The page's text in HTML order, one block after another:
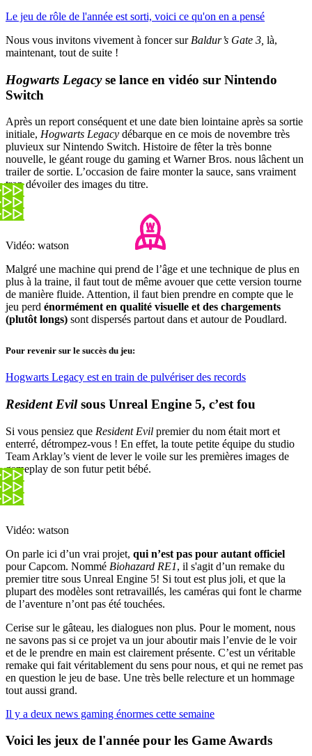
Le jeu de rôle de l'année est sorti, voici ce qu'on en a pensé
Nous vous invitons vivement à foncer sur Baldur’s Gate 3, là,
maintenant, tout de suite !
Hogwarts Legacyse lance en vidéo sur Nintendo
Switch
Après un report conséquent et une date bien lointaine après sa sortie
initiale, Hogwarts Legacy débarque en ce mois de novembre très
pluvieux sur Nintendo Switch. Histoire de fêter la très bonne
nouvelle, le géant rouge du gaming et Warner Bros. nous lâchent un
trailer de sortie. L’occasion de faire monter la sauce, sans vraiment
trop dévoiler des images du titre.
Vidéo: watson
Malgré une machine qui prend de l’âge et une technique de plus en
plus à la traine, il faut tout de même avouer que cette version tourne
de manière fluide. Attention, il faut bien prendre en compte que le
jeu perd énormément en qualité visuelle et des chargements
(plutôt longs) sont dispersés partout dans et autour de Poudlard.
Pour revenir sur le succès du jeu:
Hogwarts Legacy est en train de pulvériser des records
Resident Evilsous Unreal Engine 5, c’est fou
Si vous pensiez que Resident Evil premier du nom était mort et
enterré, détrompez-vous ! En effet, la toute petite équipe du studio
Team Arklay’s vient de lever le voile sur les premières images de
gameplay de son futur petit bébé.
Vidéo: watson
On parle ici d’un vrai projet, qui n’est pas pour autant officiel
pour Capcom. Nommé Biohazard RE1, il s'agit d’un remake du
premier titre sous Unreal Engine 5! Si tout est plus joli, et que la
plupart des modèles sont retravaillés, les caméras qui font le charme
de l’aventure n’ont pas été touchées.
Cerise sur le gâteau, les dialogues non plus. Pour le moment, nous
ne savons pas si ce projet va un jour aboutir mais l’envie de le voir
et de le prendre en main est clairement présente. C’est un véritable
remake qui fait véritablement du sens pour nous, et qui ne remet pas
en question le jeu de base. Une très belle relecture et un hommage
tout aussi grand.
Il y a deux news gaming énormes cette semaine
Voici les jeux de l'année pour les Game Awards